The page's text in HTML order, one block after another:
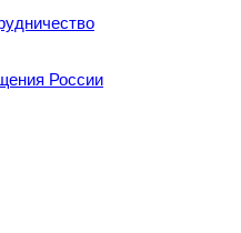
России